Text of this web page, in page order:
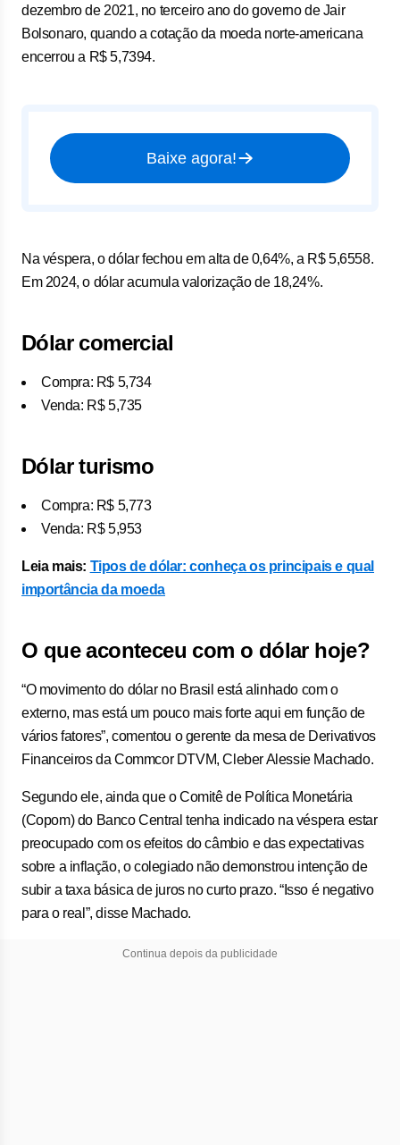
dezembro de 2021, no terceiro ano do governo de Jair
Bolsonaro, quando a cotação da moeda norte-americana
encerrou a R$ 5,7394.
Baixe agora!
Na véspera, o dólar fechou em alta de 0,64%, a R$ 5,6558.
Em 2024, o dólar acumula valorização de 18,24%.
Dólar comercial
Compra: R$ 5,734
Venda: R$ 5,735
Dólar turismo
Compra: R$ 5,773
Venda: R$ 5,953
Leia mais: Tipos de dólar: conheça os principais e qual
importância da moeda
O que aconteceu com o dólar hoje?
“O movimento do dólar no Brasil está alinhado com o
externo, mas está um pouco mais forte aqui em função de
vários fatores”, comentou o gerente da mesa de Derivativos
Financeiros da Commcor DTVM, Cleber Alessie Machado.
Segundo ele, ainda que o Comitê de Política Monetária
(Copom) do Banco Central tenha indicado na véspera estar
preocupado com os efeitos do câmbio e das expectativas
sobre a inflação, o colegiado não demonstrou intenção de
subir a taxa básica de juros no curto prazo. “Isso é negativo
para o real”, disse Machado.
Continua depois da publicidade